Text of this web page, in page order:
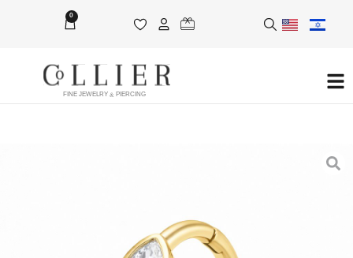
0
FINE JEWELRY & PIERCING